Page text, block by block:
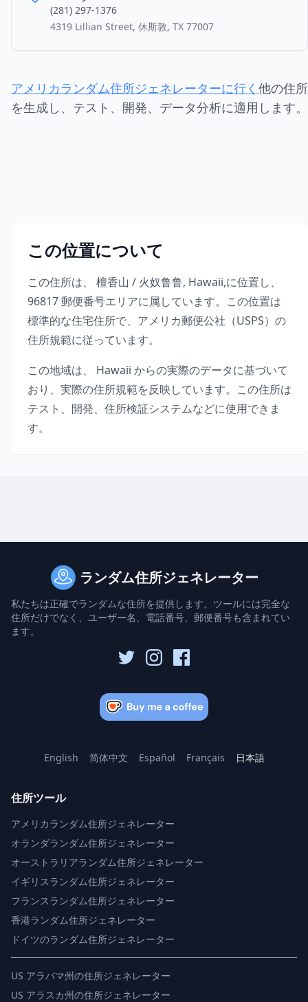
(281) 297-1376
4319 Lillian Street, 休斯敦, TX 77007
アメリカランダム住所ジェネレーターに行く 他の住所
を生成し、テスト、開発、データ分析に適用します。
この位置について
この住所は、 檀香山 / 火奴鲁鲁, Hawaii,に位置し、
96817郵便番号エリアに属しています。この位置は
標準的な住宅住所で、アメリカ郵便公社（USPS）の
住所規範に従っています。
この地域は、
Hawaii からの実際のデータに基づいて
おり、実際の住所規範を反映しています。この住所は
テスト、開発、住所検証システムなどに使用できま
す。
ランダム住所ジェネレーター
私たちは正確でランダムな住所を提供します。ツールには完全な
住所だけでなく、ユーザー名、電話番号、郵便番号も含まれてい
ます。
English 简体中文 Español Français 日本語
住所ツール
アメリカランダム住所ジェネレーター
オランダランダム住所ジェネレーター
オーストラリアランダム住所ジェネレーター
イギリスランダム住所ジェネレーター
フランスランダム住所ジェネレーター
香港ランダム住所ジェネレーター
ドイツのランダム住所ジェネレーター
US アラバマ州の住所ジェネレーター
US アラスカ州の住所ジェネレーター